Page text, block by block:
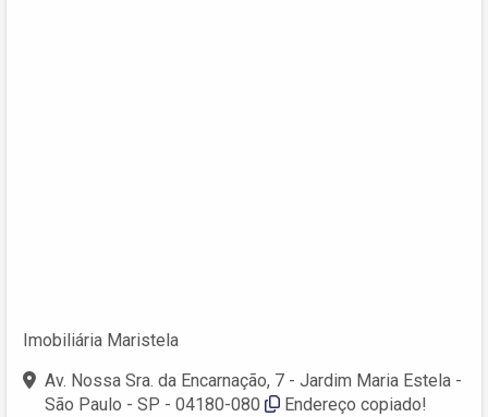
Imobiliária Maristela
Av. Nossa Sra. da Encarnação, 7 - Jardim Maria Estela -
São Paulo - SP - 04180-080
Endereço copiado!